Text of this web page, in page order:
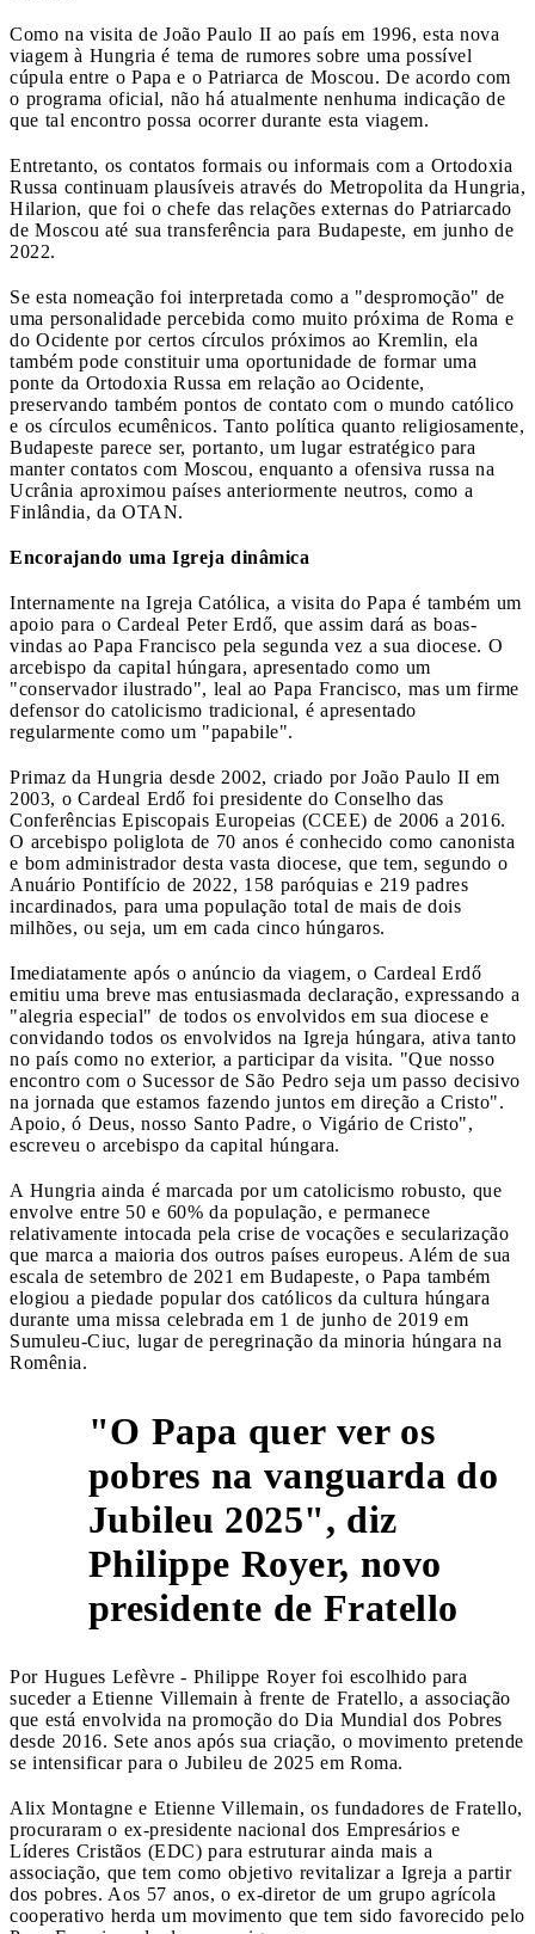
Como na visita de João Paulo II ao país em 1996, esta nova
viagem à Hungria é tema de rumores sobre uma possível
cúpula entre o Papa e o Patriarca de Moscou. De acordo com
o programa oficial, não há atualmente nenhuma indicação de
que tal encontro possa ocorrer durante esta viagem.
Entretanto, os contatos formais ou informais com a Ortodoxia
Russa continuam plausíveis através do Metropolita da Hungria,
Hilarion, que foi o chefe das relações externas do Patriarcado
de Moscou até sua transferência para Budapeste, em junho de
2022.
Se esta nomeação foi interpretada como a "despromoção" de
uma personalidade percebida como muito próxima de Roma e
do Ocidente por certos círculos próximos ao Kremlin, ela
também pode constituir uma oportunidade de formar uma
ponte da Ortodoxia Russa em relação ao Ocidente,
preservando também pontos de contato com o mundo católico
e os círculos ecumênicos. Tanto política quanto religiosamente,
Budapeste parece ser, portanto, um lugar estratégico para
manter contatos com Moscou, enquanto a ofensiva russa na
Ucrânia aproximou países anteriormente neutros, como a
Finlândia, da OTAN.
Encorajando uma Igreja dinâmica
Internamente na Igreja Católica, a visita do Papa é também um
apoio para o Cardeal Peter Erdő, que assim dará as boas-
vindas ao Papa Francisco pela segunda vez a sua diocese. O
arcebispo da capital húngara, apresentado como um
"conservador ilustrado", leal ao Papa Francisco, mas um firme
defensor do catolicismo tradicional, é apresentado
regularmente como um "papabile".
Primaz da Hungria desde 2002, criado por João Paulo II em
2003, o Cardeal Erdő foi presidente do Conselho das
Conferências Episcopais Europeias (CCEE) de 2006 a 2016.
O arcebispo poliglota de 70 anos é conhecido como canonista
e bom administrador desta vasta diocese, que tem, segundo o
Anuário Pontifício de 2022, 158 paróquias e 219 padres
incardinados, para uma população total de mais de dois
milhões, ou seja, um em cada cinco húngaros.
Imediatamente após o anúncio da viagem, o Cardeal Erdő
emitiu uma breve mas entusiasmada declaração, expressando a
"alegria especial" de todos os envolvidos em sua diocese e
convidando todos os envolvidos na Igreja húngara, ativa tanto
no país como no exterior, a participar da visita. "Que nosso
encontro com o Sucessor de São Pedro seja um passo decisivo
na jornada que estamos fazendo juntos em direção a Cristo".
Apoio, ó Deus, nosso Santo Padre, o Vigário de Cristo",
escreveu o arcebispo da capital húngara.
A Hungria ainda é marcada por um catolicismo robusto, que
envolve entre 50 e 60% da população, e permanece
relativamente intocada pela crise de vocações e secularização
que marca a maioria dos outros países europeus. Além de sua
escala de setembro de 2021 em Budapeste, o Papa também
elogiou a piedade popular dos católicos da cultura húngara
durante uma missa celebrada em 1 de junho de 2019 em
Sumuleu-Ciuc, lugar de peregrinação da minoria húngara na
Romênia.
"O Papa quer ver os
pobres na vanguarda do
Jubileu 2025", diz
Philippe Royer, novo
presidente de Fratello
Por Hugues Lefèvre - Philippe Royer foi escolhido para
suceder a Etienne Villemain à frente de Fratello, a associação
que está envolvida na promoção do Dia Mundial dos Pobres
desde 2016. Sete anos após sua criação, o movimento pretende
se intensificar para o Jubileu de 2025 em Roma.
Alix Montagne e Etienne Villemain, os fundadores de Fratello,
procuraram o ex-presidente nacional dos Empresários e
Líderes Cristãos (EDC) para estruturar ainda mais a
associação, que tem como objetivo revitalizar a Igreja a partir
dos pobres. Aos 57 anos, o ex-diretor de um grupo agrícola
cooperativo herda um movimento que tem sido favorecido pelo